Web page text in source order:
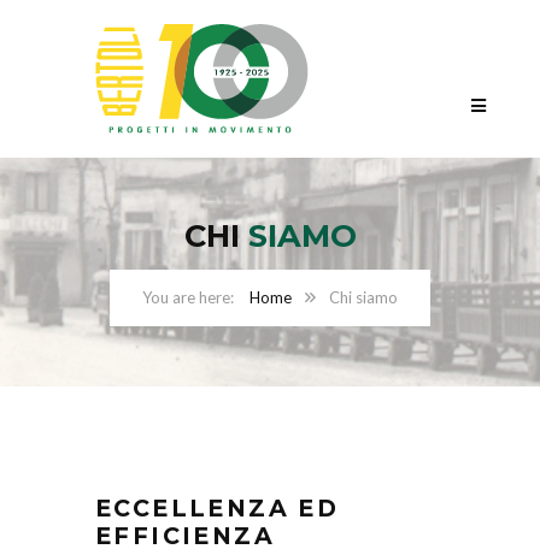
CHISIAMO
Home Chi siamo
ECCELLENZA ED
EFFICIENZA